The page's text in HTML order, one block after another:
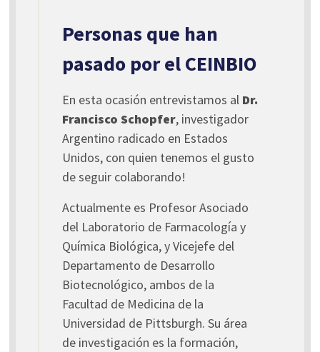
Personas que han
pasado por el CEINBIO
En esta ocasión entrevistamos al Dr.
Francisco Schopfer, investigador
Argentino radicado en Estados
Unidos, con quien tenemos el gusto
de seguir colaborando!
Actualmente es Profesor Asociado
del Laboratorio de Farmacología y
Química Biológica, y Vicejefe del
Departamento de Desarrollo
Biotecnológico, ambos de la
Facultad de Medicina de la
Universidad de Pittsburgh. Su área
de investigación es la formación,